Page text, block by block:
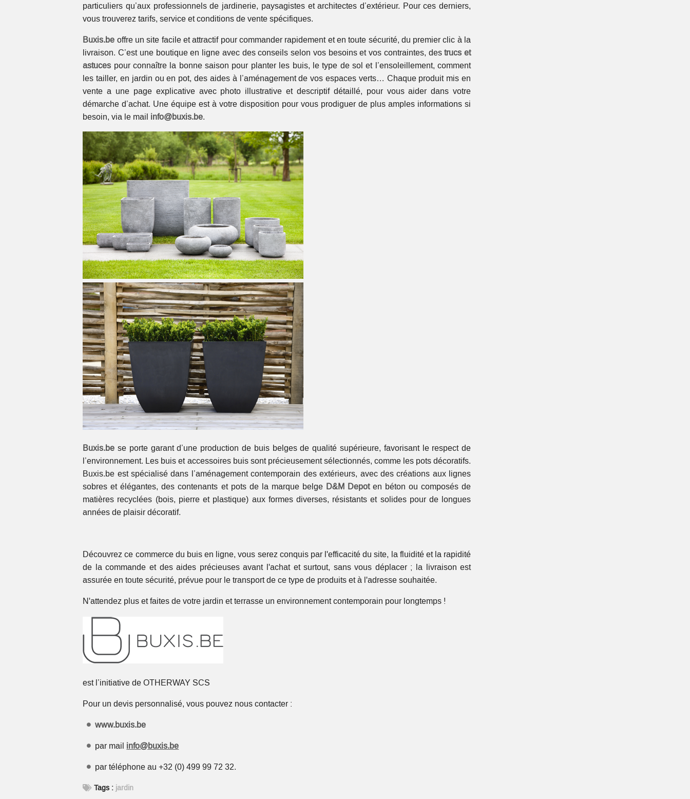
particuliers qu’aux professionnels de jardinerie, paysagistes et architectes d’extérieur. Pour ces derniers,
vous trouverez tarifs, service et conditions de vente spécifiques.
Buxis.be offre un site facile et attractif pour commander rapidement et en toute sécurité, du premier clic à la
livraison. C’est une boutique en ligne avec des conseils selon vos besoins et vos contraintes, des trucs et
astuces pour connaître la bonne saison pour planter les buis, le type de sol et l’ensoleillement, comment
les tailler, en jardin ou en pot, des aides à l’aménagement de vos espaces verts… Chaque produit mis en
vente a une page explicative avec photo illustrative et descriptif détaillé, pour vous aider dans votre
démarche d’achat. Une équipe est à votre disposition pour vous prodiguer de plus amples informations si
besoin, via le mail info@buxis.be.
Buxis.be se porte garant d’une production de buis belges de qualité supérieure, favorisant le respect de
l’environnement. Les buis et accessoires buis sont précieusement sélectionnés, comme les pots décoratifs.
Buxis.be est spécialisé dans l’aménagement contemporain des extérieurs, avec des créations aux lignes
sobres et élégantes, des contenants et pots de la marque belge D&M Depot en béton ou composés de
matières recyclées (bois, pierre et plastique) aux formes diverses, résistants et solides pour de longues
années de plaisir décoratif.
Découvrez ce commerce du buis en ligne, vous serez conquis par l'efficacité du site, la fluidité et la rapidité
de la commande et des aides précieuses avant l'achat et surtout, sans vous déplacer ; la livraison est
assurée en toute sécurité, prévue pour le transport de ce type de produits et à l'adresse souhaitée.
N'attendez plus et faites de votre jardin et terrasse un environnement contemporain pour longtemps !
est l’initiative de OTHERWAY SCS
Pour un devis personnalisé, vous pouvez nous contacter :
www.buxis.be
par mail info@buxis.be
par téléphone au +32 (0) 499 99 72 32.
Tags : jardin